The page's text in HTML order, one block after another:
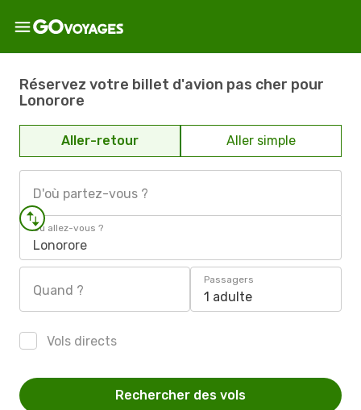
Réservez votre billet d'avion pas cher pour
Lonorore
Aller-retour Aller simple
D'où partez-vous ?
Où allez-vous ?
Lonorore
Quand ?
Passagers
1 adulte
Vols directs
Rechercher des vols